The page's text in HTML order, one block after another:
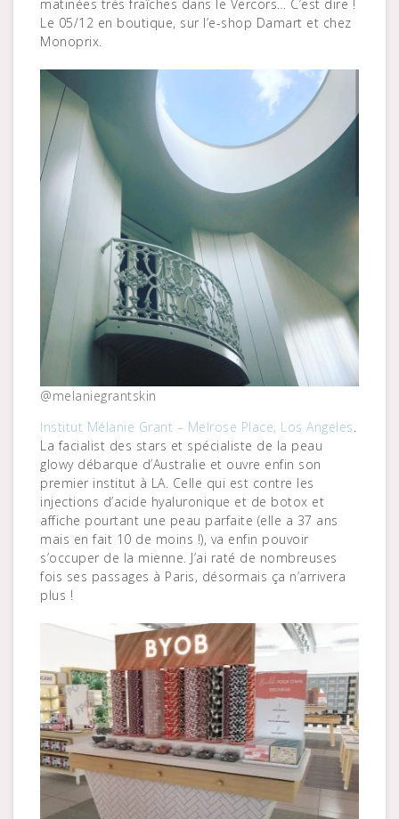
matinées très fraîches dans le Vercors… C’est dire !
Le 05/12 en boutique, sur l’e-shop Damart et chez
Monoprix.
@melaniegrantskin
Institut Mélanie Grant – Melrose Place, Los Angeles.
La facialist des stars et spécialiste de la peau
glowy débarque d’Australie et ouvre enfin son
premier institut à LA. Celle qui est contre les
injections d’acide hyaluronique et de botox et
affiche pourtant une peau parfaite (elle a 37 ans
mais en fait 10 de moins !), va enfin pouvoir
s’occuper de la mienne. J’ai raté de nombreuses
fois ses passages à Paris, désormais ça n’arrivera
plus !